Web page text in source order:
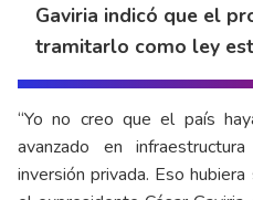
Gaviria indicó que el
tramitarlo como ley
“Yo no creo que el país
avanzado en
inversión privada. Eso